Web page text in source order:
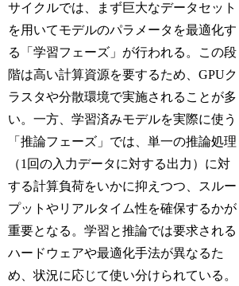
サイクルでは、まず巨大なデータセット
を用いてモデルのパラメータを最適化す
る「学習フェーズ」が行われる。この段
階は高い計算資源を要するため、GPUク
ラスタや分散環境で実施されることが多
い。一方、学習済みモデルを実際に使う
「推論フェーズ」では、単一の推論処理
（1回の入力データに対する出力）に対
する計算負荷をいかに抑えつつ、スルー
プットやリアルタイム性を確保するかが
重要となる。学習と推論では要求される
ハードウェアや最適化手法が異なるた
め、状況に応じて使い分けられている。